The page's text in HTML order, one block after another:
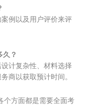
例以及用户评价来评
久？
计复杂性、材料选择
商以获取预计时间。
个方面都是需要全面考